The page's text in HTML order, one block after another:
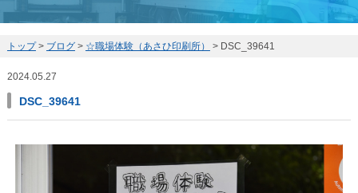
トップ> ブログ> ☆職場体験（あさひ印刷所） > DSC_39641
2024.05.27
DSC_39641